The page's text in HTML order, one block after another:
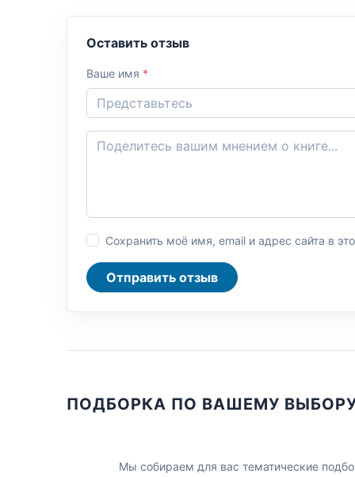
Оставить отзыв
Ваше имя *
Сохранить моё имя, email и адрес сайта в
Отправить отзыв
ПОДБОРКА ПО ВАШЕМУ
Мы собираем для вас тематические